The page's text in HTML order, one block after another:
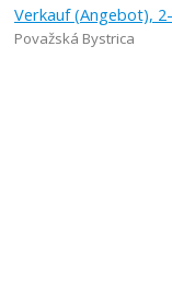
Považská Bystrica